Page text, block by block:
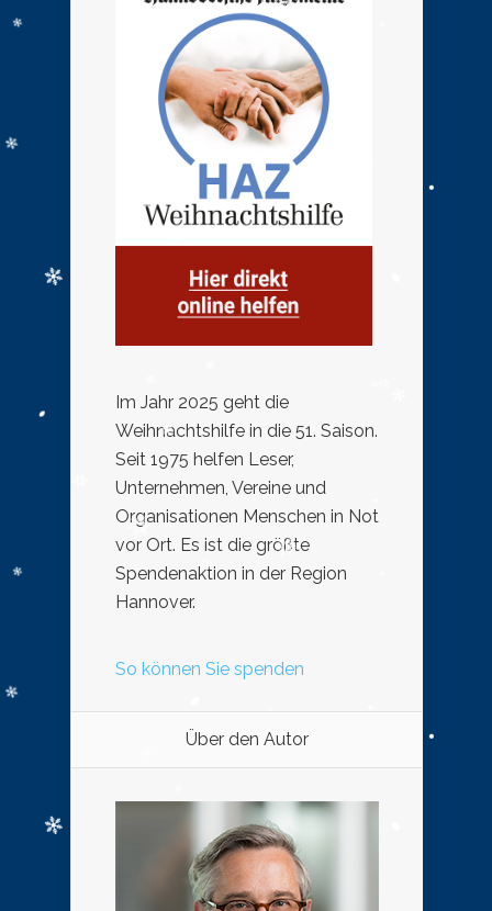
Im Jahr 2025 geht die
Weihnachtshilfe in die 51. Saison.
Seit 1975 helfen Leser,
Unternehmen, Vereine und
Organisationen Menschen in Not
vor Ort. Es ist die größte
Spendenaktion in der Region
Hannover.
So können Sie spenden
Über den Autor